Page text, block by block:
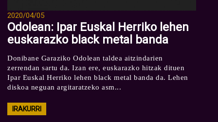
2020/04/05
Odolean: Ipar Euskal Herriko lehen
euskarazko black metal banda
Donibane Garaziko Odolean taldea aitzindarien
zerrendan sartu da. Izan ere, euskarazko hitzak dituen
Ipar Euskal Herriko lehen black metal banda da. Lehen
diskoa neguan argitaratzeko asm...
IRAKURRI